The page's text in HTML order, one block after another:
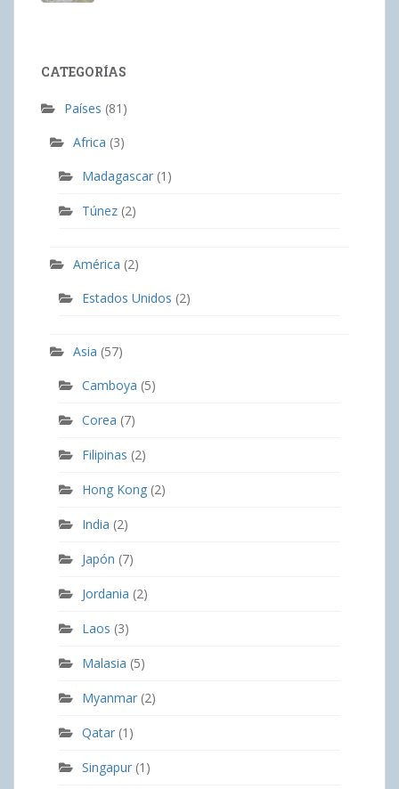
CATEGORÍAS
Países (81)
Africa (3)
Madagascar (1)
Túnez (2)
América (2)
Estados Unidos (2)
Asia (57)
Camboya (5)
Corea (7)
Filipinas (2)
Hong Kong (2)
India (2)
Japón (7)
Jordania (2)
Laos (3)
Malasia (5)
Myanmar (2)
Qatar (1)
Singapur (1)